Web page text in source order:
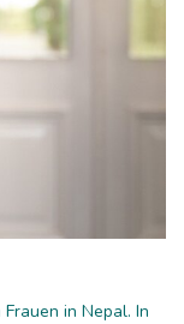
in Nepal. In